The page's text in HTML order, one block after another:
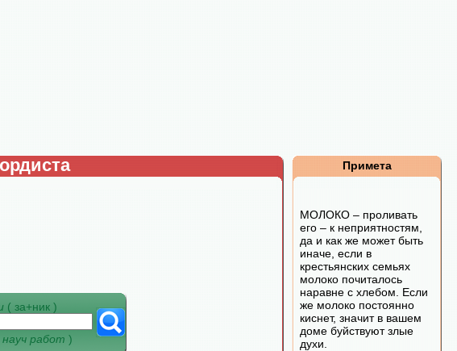
( за+ник )
науч работ )
Примета
МОЛОКО – проливать
его – к неприятностям,
да и как же может быть
иначе, если в
крестьянских семьях
молоко почиталось
наравне с хлебом. Если
же молоко постоянно
киснет, значит в вашем
доме буйствуют злые
духи.